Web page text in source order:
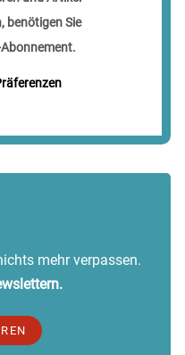
benötigen Sie
mehr verpassen.